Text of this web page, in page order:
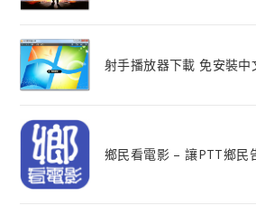
射手播放器下載 免安裝中
鄉民看電影 – 讓PTT鄉民